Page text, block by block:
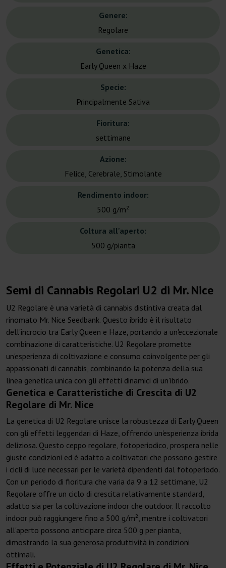
Genere:
Regolare
Genetica:
Early Queen x Haze
Specie:
Principalmente Sativa
Fioritura:
settimane
Azione:
Felice, Cerebrale, Stimolante
Rendimento indoor:
500 g/m²
Coltura all'aperto:
500 g/pianta
Semi di Cannabis Regolari U2 di Mr. Nice
U2 Regolare è una varietà di cannabis distintiva creata dal
rinomato Mr. Nice Seedbank. Questo ibrido è il risultato
dell'incrocio tra Early Queen e Haze, portando a un'eccezionale
combinazione di caratteristiche. U2 Regolare promette
un'esperienza di coltivazione e consumo coinvolgente per gli
appassionati di cannabis, combinando la potenza della sua
linea genetica unica con gli effetti dinamici di un'ibrido.
Genetica e Caratteristiche di Crescita di U2
Regolare di Mr. Nice
La genetica di U2 Regolare unisce la robustezza di Early Queen
con gli effetti leggendari di Haze, offrendo un'esperienza ibrida
deliziosa. Questo ceppo regolare, fotoperiodico, prospera nelle
giuste condizioni ed è adatto a coltivatori che possono gestire
i cicli di luce necessari per le varietà dipendenti dal fotoperiodo.
Con un periodo di fioritura che varia da 9 a 12 settimane, U2
Regolare offre un ciclo di crescita relativamente standard,
adatto sia per la coltivazione indoor che outdoor. Il raccolto
indoor può raggiungere fino a 500 g/m², mentre i coltivatori
all'aperto possono anticipare circa 500 g per pianta,
dimostrando la sua generosa produttività in condizioni
ottimali.